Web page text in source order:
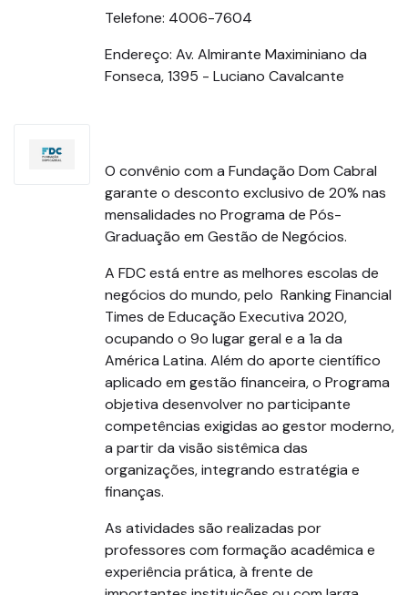
Telefone: 4006-7604
Endereço: Av. Almirante Maximiniano da
Fonseca, 1395 - Luciano Cavalcante
O convênio com a Fundação Dom Cabral
garante o desconto exclusivo de 20% nas
mensalidades no Programa de Pós-
Graduação em Gestão de Negócios.
A FDC está entre as melhores escolas de
negócios do mundo, pelo Ranking Financial
Times de Educação Executiva 2020,
ocupando o 9o lugar geral e a 1a da
América Latina. Além do aporte científico
aplicado em gestão financeira, o Programa
objetiva desenvolver no participante
competências exigidas ao gestor moderno,
a partir da visão sistêmica das
organizações, integrando estratégia e
finanças.
As atividades são realizadas por
professores com formação acadêmica e
experiência prática, à frente de